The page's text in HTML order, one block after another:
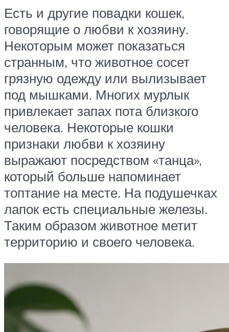
Есть и другие повадки кошек,
говорящие о любви к хозяину.
Некоторым может показаться
странным, что животное сосет
грязную одежду или вылизывает
под мышками. Многих мурлык
привлекает запах пота близкого
человека. Некоторые кошки
признаки любви к хозяину
выражают посредством «танца»,
который больше напоминает
топтание на месте. На подушечках
лапок есть специальные железы.
Таким образом животное метит
территорию и своего человека.